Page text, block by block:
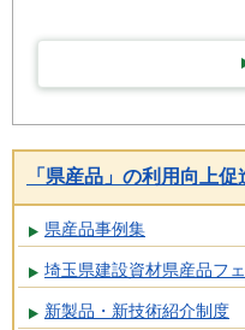
「県産品」の利用向上
県産品事例集
埼玉県建設資材県産品フ
新製品・新技術紹介制度